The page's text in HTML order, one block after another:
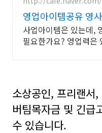
영업아이템공유 영
원은 성공해야한다!
사업아이템은 있는데,
필요한가요? 영업력은
소상공인, 프리랜서
버팀목자금 및 긴급
수 있습니다.